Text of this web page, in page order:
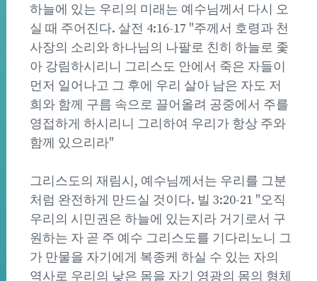
하늘에 있는 우리의 미래는 예수님께서 다시 오
실 때 주어진다. 살전 4:16-17 "주께서 호령과 천
사장의 소리와 하나님의 나팔로 친히 하늘로 좇
아 강림하시리니 그리스도 안에서 죽은 자들이
먼저 일어나고 그 후에 우리 살아 남은 자도 저
희와 함께 구름 속으로 끌어올려 공중에서 주를
영접하게 하시리니 그리하여 우리가 항상 주와
함께 있으리라"
그리스도의 재림시, 예수님께서는 우리를 그분
처럼 완전하게 만드실 것이다. 빌 3:20-21 "오직
우리의 시민권은 하늘에 있는지라 거기로서 구
원하는 자 곧 주 예수 그리스도를 기다리노니 그
가 만물을 자기에게 복종케 하실 수 있는 자의
역사로 우리의 낮은 몸을 자기 영광의 몸의 형체